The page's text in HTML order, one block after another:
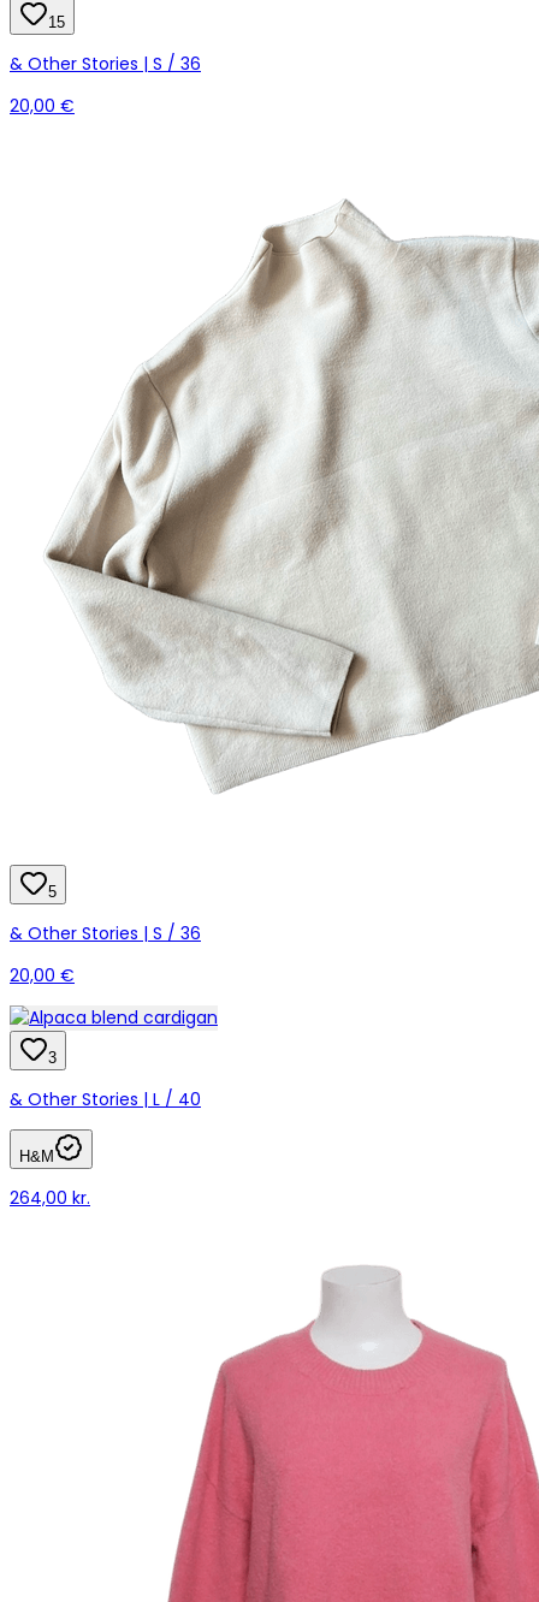
15
& Other Stories | S / 36
20,00 €
5
& Other Stories | S / 36
20,00 €
3
& Other Stories | L / 40
H&M
264,00 kr.